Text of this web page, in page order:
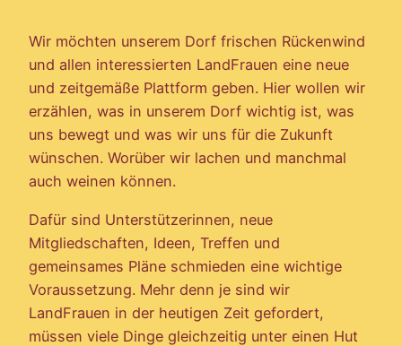
Wir möchten unserem Dorf frischen Rückenwind
und allen interessierten LandFrauen eine neue
und zeitgemäße Plattform geben. Hier wollen wir
erzählen, was in unserem Dorf wichtig ist, was
uns bewegt und was wir uns für die Zukunft
wünschen. Worüber wir lachen und manchmal
auch weinen können.
Dafür sind Unterstützerinnen, neue
Mitgliedschaften, Ideen, Treffen und
gemeinsames Pläne schmieden eine wichtige
Voraussetzung. Mehr denn je sind wir
LandFrauen in der heutigen Zeit gefordert,
müssen viele Dinge gleichzeitig unter einen Hut